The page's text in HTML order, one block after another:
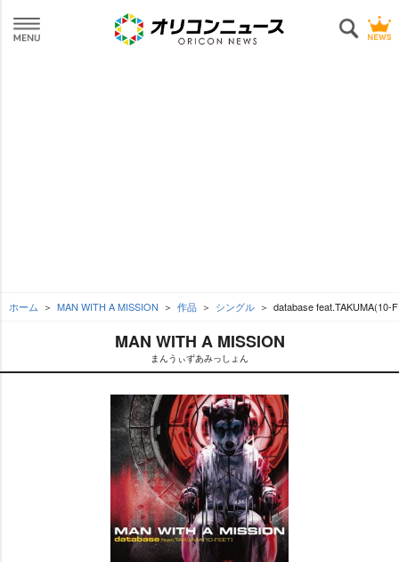
ホーム MAN WITH A MISSION 作品 シングル database feat.TAKUMA(10-
MAN WITH A MISSION
まんうぃずあみっしょん